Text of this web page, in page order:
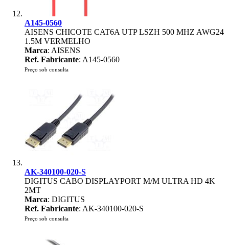
A145-0560
AISENS CHICOTE CAT6A UTP LSZH 500 MHZ AWG24
1.5M VERMELHO
Marca: AISENS
Ref. Fabricante: A145-0560
Preço sob consulta
AK-340100-020-S
DIGITUS CABO DISPLAYPORT M/M ULTRA HD 4K
2MT
Marca: DIGITUS
Ref. Fabricante: AK-340100-020-S
Preço sob consulta